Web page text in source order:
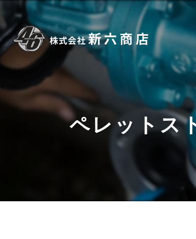
ペレットス